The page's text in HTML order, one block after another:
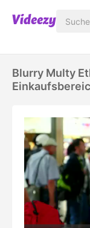
Blurry Multy